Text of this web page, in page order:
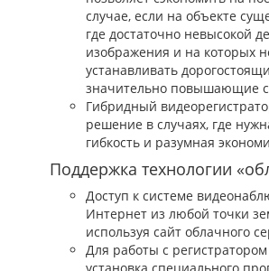
случае, если на объекте
где достаточно невысокой
изображения и на которых
устанавливать
значительно повышающие
Гибридный
решение в случаях, где
гибкость и разумная
Поддержка технологии
Доступ к системе
Интернет из любой точки
используя сайт облачного
Для работы с регистратором